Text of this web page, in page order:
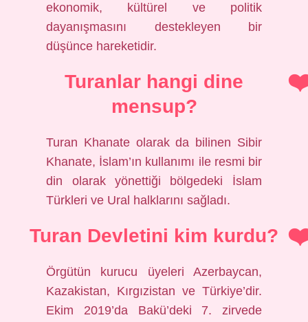
ekonomik, kültürel ve politik
dayanışmasını destekleyen bir
düşünce hareketidir.
Turanlar hangi dine
mensup?
Turan Khanate olarak da bilinen Sibir
Khanate, İslam’ın kullanımı ile resmi bir
din olarak yönettiği bölgedeki İslam
Türkleri ve Ural halklarını sağladı.
Turan Devletini kim kurdu?
Örgütün kurucu üyeleri Azerbaycan,
Kazakistan, Kırgızistan ve Türkiye’dir.
Ekim 2019’da Bakü’deki 7. zirvede